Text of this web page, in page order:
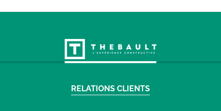
RELATIONS CLIENTS